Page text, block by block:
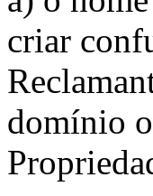
criar
domínio